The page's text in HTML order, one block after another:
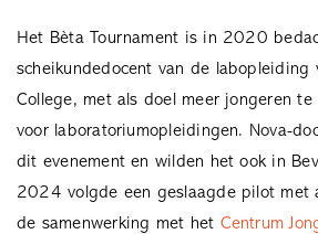
Het Bèta Tournament is in 2020
scheikundedocent van de labopleiding
College, met als doel meer jongeren te
voor laboratoriumopleidingen. Nova-
dit evenement en wilden het ook in
2024 volgde een geslaagde pilot met
de samenwerking met het Centrum